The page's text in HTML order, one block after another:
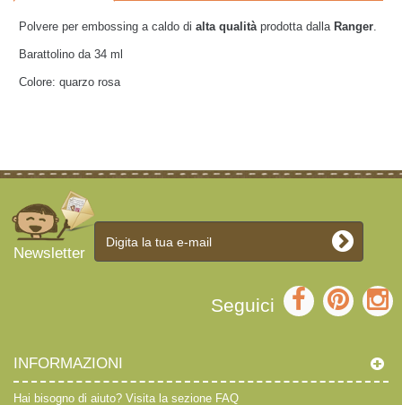
Polvere per embossing a caldo di alta qualitàprodotta dalla Ranger.
Barattolino da 34 ml
Colore: quarzo rosa
Newsletter
Seguici
INFORMAZIONI
Hai bisogno di aiuto? Visita la sezione FAQ